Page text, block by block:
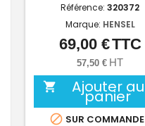
Référence: 320372
Marque: HENSEL
Prix
69,00 €TTC
57,50 € HT
 Ajouter au
panier
 SUR COMMANDE